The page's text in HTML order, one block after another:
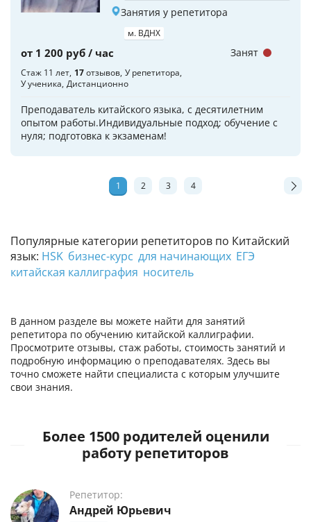
В данном разделе вы можете найти для занятий
репетитора по обучению китайской каллиграфии.
Просмотрите отзывы, стаж работы, стоимость занятий и
подробную информацию о преподавателях. Здесь вы
точно сможете найти специалиста с которым улучшите
свои знания.
Популярные категории репетиторов по Китайский
язык: HSK бизнес-курс для начинающих ЕГЭ
китайская каллиграфия носитель
Занятия у репетитора
м. ВДНХ
от 1 200 руб / час
Стаж 11 лет 17отзывов У репетитора
У ученика Дистанционно
Преподаватель китайского языка, с десятилетним
опытом работы.Индивидуальные подход; обучение с
нуля; подготовка к экзаменам!
Занят
1 2 3 4
Более 1500 родителей оценили
работу репетиторов
Репетитор:
Андрей Юрьевич